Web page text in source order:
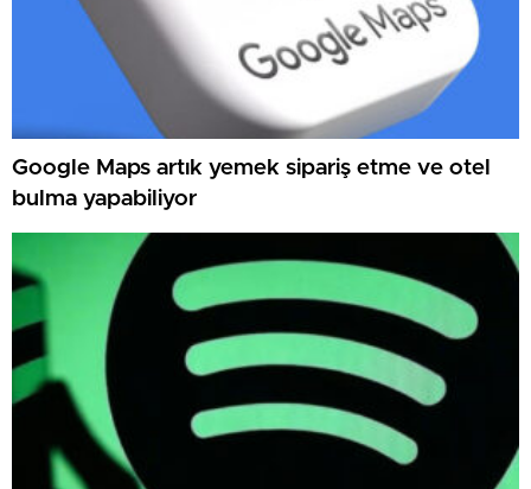
Google Maps artık yemek sipariş etme ve otel
bulma yapabiliyor